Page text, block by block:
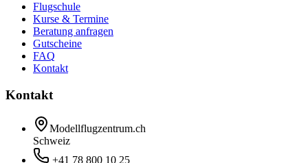
Flugschule
Kurse & Termine
Beratung anfragen
Gutscheine
FAQ
Kontakt
Kontakt
Modellflugzentrum.ch
Schweiz
+41 78 800 10 25